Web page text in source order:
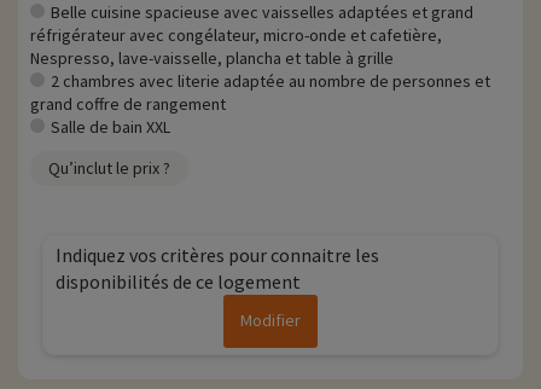
Belle cuisine spacieuse avec vaisselles adaptées et grand
réfrigérateur avec congélateur, micro-onde et cafetière,
Nespresso, lave-vaisselle, plancha et table à grille
2 chambres avec literie adaptée au nombre de personnes et
grand coffre de rangement
Salle de bain XXL
Qu’inclut le prix ?
Indiquez vos critères pour connaitre les
disponibilités de ce logement
Modifier